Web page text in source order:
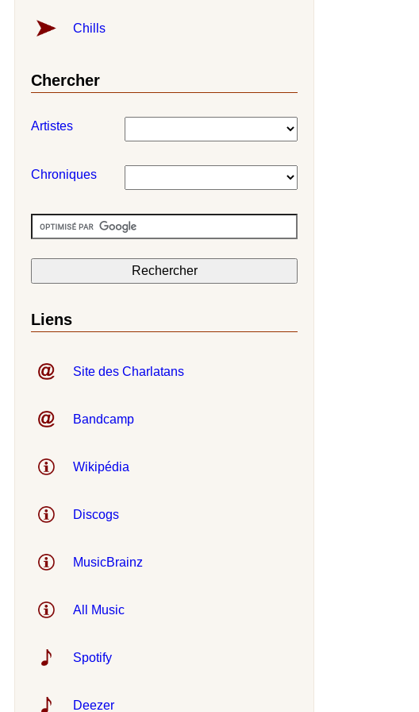
Chills
Chercher
Artistes
Chroniques
Liens
Site des Charlatans
Bandcamp
Wikipédia
Discogs
MusicBrainz
All Music
Spotify
Deezer